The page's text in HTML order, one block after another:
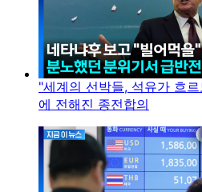
"세계의 선박들, 석유가 흐
에 전해진 종전합의